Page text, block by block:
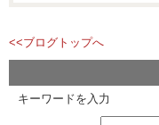
<<ブログトップへ
キーワードを入力